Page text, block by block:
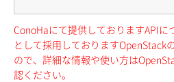
ConoHaにて提供しておりますAPI
として採用しておりますOpenStack
ので、詳細な情報や使い方は
認ください。